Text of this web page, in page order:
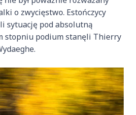
o zwycięstwo. Estończycy
sytuację pod absolutną
stopniu podium stanęli Thierry